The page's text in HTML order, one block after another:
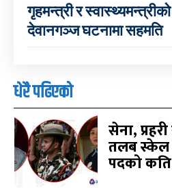
गृहमन्त्री र
देवानगञ्ज घटनामा सहमति
धेरै पढिएको
सेना,
तलब स्केल
पदको